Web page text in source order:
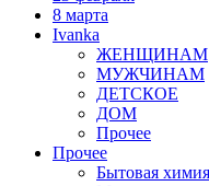
8 марта
Ivanka
ЖЕНЩИНАМ
МУЖЧИНАМ
ДЕТСКОЕ
ДОМ
Прочее
Прочее
Бытовая химия